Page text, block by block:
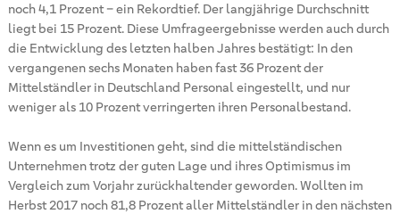
noch 4,1 Prozent – ein Rekordtief. Der langjährige Durchschnitt
liegt bei 15 Prozent. Diese Umfrageergebnisse werden auch durch
die Entwicklung des letzten halben Jahres bestätigt: In den
vergangenen sechs Monaten haben fast 36 Prozent der
Mittelständler in Deutschland Personal eingestellt, und nur
weniger als 10 Prozent verringerten ihren Personalbestand.
Wenn es um Investitionen geht, sind die mittelständischen
Unternehmen trotz der guten Lage und ihres Optimismus im
Vergleich zum Vorjahr zurückhaltender geworden. Wollten im
Herbst 2017 noch 81,8 Prozent aller Mittelständler in den nächsten